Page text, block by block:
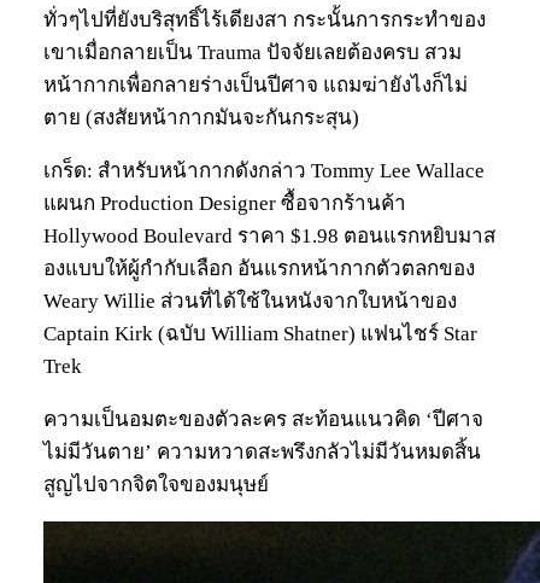
ทั่วๆไปที่ยังบริสุทธิ์ไร้เดียงสา กระนั้นการกระทำของ
เขาเมื่อกลายเป็น Trauma ปัจจัยเลยต้องครบ สวม
หน้ากากเพื่อกลายร่างเป็นปีศาจ แถมฆ่ายังไงก็ไม่
ตาย (สงสัยหน้ากากมันจะกันกระสุน)
เกร็ด: สำหรับหน้ากากดังกล่าว Tommy Lee Wallace
แผนก Production Designer ซื้อจากร้านค้า
Hollywood Boulevard ราคา $1.98 ตอนแรกหยิบมาส
องแบบให้ผู้กำกับเลือก อันแรกหน้ากากตัวตลกของ
Weary Willie ส่วนที่ได้ใช้ในหนังจากใบหน้าของ
Captain Kirk (ฉบับ William Shatner) แฟนไชร์ Star
Trek
ความเป็นอมตะของตัวละคร สะท้อนแนวคิด ‘ปีศาจ
ไม่มีวันตาย’ ความหวาดสะพรึงกลัวไม่มีวันหมดสิ้น
สูญไปจากจิตใจของมนุษย์